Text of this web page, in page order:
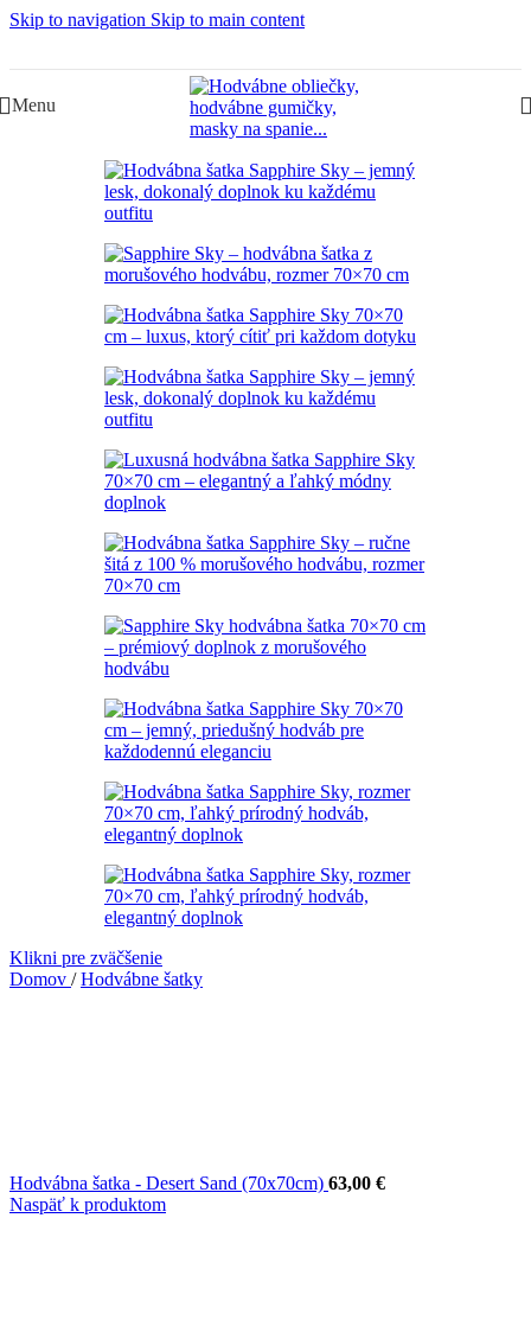
Skip to navigation Skip to main content
Menu
Klikni pre zväčšenie
Domov / Hodvábne šatky
Hodvábna šatka - Desert Sand (70x70cm) 63,00 €
Naspäť k produktom